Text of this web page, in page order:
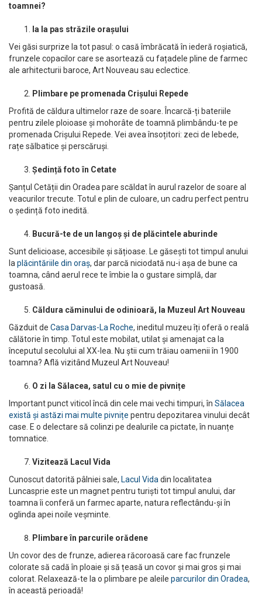
toamnei?
Ia la pas străzile orașului
Vei găsi surprize la tot pasul: o casă îmbrăcată în iederă roșiatică,
frunzele copacilor care se asortează cu fațadele pline de farmec
ale arhitecturii baroce, Art Nouveau sau eclectice.
Plimbare pe promenada Crișului Repede
Profită de căldura ultimelor raze de soare. Încarcă-ți bateriile
pentru zilele ploioase și mohorâte de toamnă plimbându-te pe
promenada Crișului Repede. Vei avea însoțitori: zeci de lebede,
rațe sălbatice și perscăruși.
Ședință foto în Cetate
Șanțul Cetății din Oradea pare scăldat în aurul razelor de soare al
veacurilor trecute. Totul e plin de culoare, un cadru perfect pentru
o ședință foto inedită.
Bucură-te de un langoș și de plăcintele aburinde
Sunt delicioase, accesibile și sățioase. Le găsești tot timpul anului
la plăcintăriile din oraș, dar parcă niciodată nu-i așa de bune ca
toamna, când aerul rece te îmbie la o gustare simplă, dar
gustoasă.
Căldura căminului de odinioară, la Muzeul Art Nouveau
Găzduit de Casa Darvas-La Roche, ineditul muzeu îți oferă o reală
călătorie în timp. Totul este mobilat, utilat și amenajat ca la
începutul secolului al XX-lea. Nu știi cum trăiau oamenii în 1900
toamna? Află vizitând Muzeul Art Nouveau!
O zi la Sălacea, satul cu o mie de pivnițe
Important punct viticol încă din cele mai vechi timpuri, în Sălacea
există și astăzi mai multe pivnițe pentru depozitarea vinului decât
case. E o delectare să colinzi pe dealurile ca pictate, în nuanțe
tomnatice.
Vizitează Lacul Vida
Cunoscut datorită pâlniei sale, Lacul Vida din localitatea
Luncasprie este un magnet pentru turiști tot timpul anului, dar
toamna îi conferă un farmec aparte, natura reflectându-și în
oglinda apei noile veșminte.
Plimbare în parcurile orădene
Un covor des de frunze, adierea răcoroasă care fac frunzele
colorate să cadă în ploaie și să țeasă un covor și mai gros și mai
colorat. Relaxează-te la o plimbare pe aleile parcurilor din Oradea,
în această perioadă!